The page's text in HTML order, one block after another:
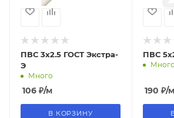
ПВС 3х2.5 ГОСТ Экстра-
Э
Много
106 ₽/м
В КОРЗИНУ
ПВС
Много
190 ₽/м